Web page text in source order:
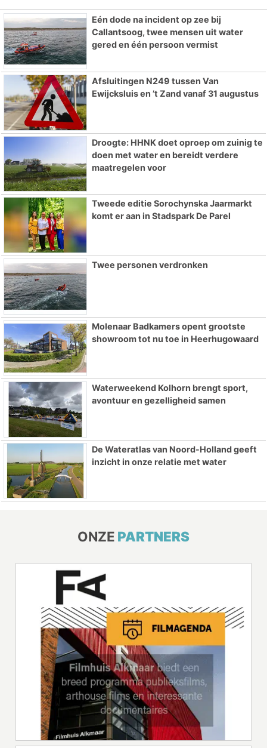
Eén dode na incident op zee bij
Callantsoog, twee mensen uit water
gered en één persoon vermist
Afsluitingen N249 tussen Van
Ewijcksluis en ’t Zand vanaf 31 augustus
Droogte: HHNK doet oproep om zuinig te
doen met water en bereidt verdere
maatregelen voor
Tweede editie Sorochynska Jaarmarkt
komt er aan in Stadspark De Parel
Twee personen verdronken
Molenaar Badkamers opent grootste
showroom tot nu toe in Heerhugowaard
Waterweekend Kolhorn brengt sport,
avontuur en gezelligheid samen
De Wateratlas van Noord-Holland geeft
inzicht in onze relatie met water
ONZE PARTNERS